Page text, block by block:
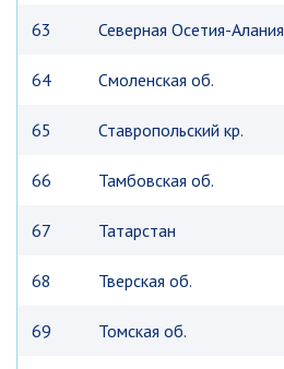
63 Северная Осетия-Алания
64 Смоленская об.
65 Ставропольский кр.
66 Тамбовская об.
67 Татарстан
68 Тверская об.
69 Томская об.